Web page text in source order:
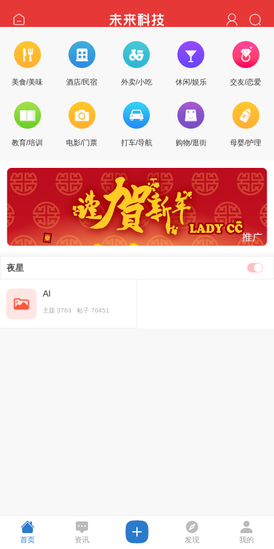
美食/美味 酒店/民宿 外卖/小吃 休闲/娱乐 交友/恋爱
教育/培训 电影/门票 打车/导航 购物/逛街 母婴/护理
夜星
AI
主题 3763 帖子 70451
首页 资讯 发现 我的